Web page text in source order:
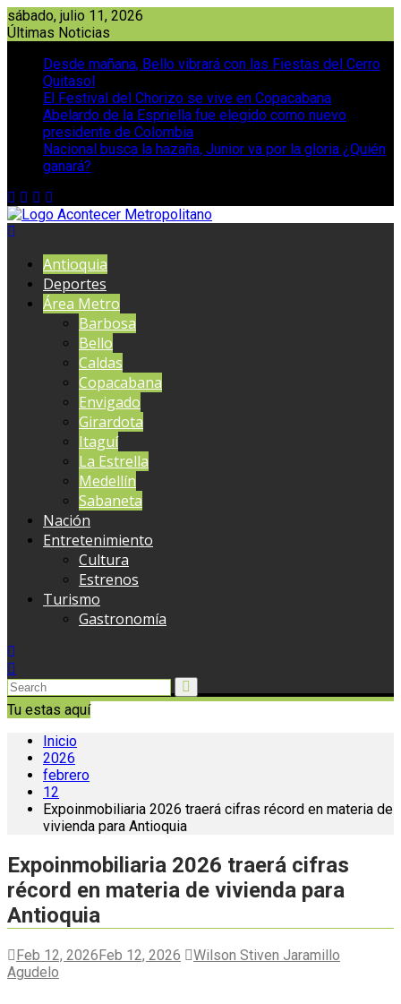
Saltar
al
sábado, julio 11, 2026
Últimas Noticias
Desde mañana, Bello vibrará con las Fiestas del Cerro
Quitasol
El Festival del Chorizo se vive en Copacabana
Abelardo de la Espriella fue elegido como nuevo
presidente de Colombia
Nacional busca la hazaña, Junior va por la gloria ¿Quién
ganará?
Antioquia
Deportes
Área Metro
Barbosa
Bello
Caldas
Copacabana
Envigado
Girardota
Itaguí
La Estrella
Medellín
Sabaneta
Nación
Entretenimiento
Cultura
Estrenos
Turismo
Gastronomía
Tu estas aquí
Inicio
2026
febrero
12
Expoinmobiliaria 2026 traerá cifras récord en materia de
vivienda para Antioquia
Expoinmobiliaria 2026 traerá cifras
récord en materia de vivienda para
Antioquia
Feb 12, 2026Feb 12, 2026
Wilson Stiven Jaramillo
Agudelo